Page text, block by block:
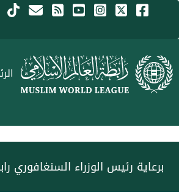
تجاوز إلى المحتوى الرئيسي
Menu Arabic
برعاية رئيس الوزراء السنغافوري